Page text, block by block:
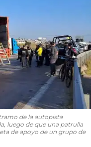
de la autopista
luego de que una patrulla
de apoyo de un grupo de